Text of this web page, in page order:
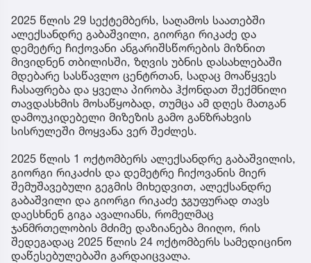
2025 წლის 29 სექტემბერს, საღამოს საათებში
ალექსანდრე გაბაშვილი, გიორგი რიკაძე და
დემეტრე ჩიქოვანი ანგარიშსწორების მიზნით
მივიდნენ თბილისში, ზღვის უბნის დასახლებაში
მდებარე სასწავლო ცენტრთან, სადაც მოაწყვეს
ჩასაფრება და ყველა პირობა ჰქონდათ შექმნილი
თავდასხმის მოსაწყობად, თუმცა ამ დღეს მათგან
დამოუკიდებელი მიზეზის გამო განზრახვის
სისრულეში მოყვანა ვერ შეძლეს.
2025 წლის 1 ოქტომბერს ალექსანდრე გაბაშვილის,
გიორგი რიკაძის და დემეტრე ჩიქოვანის მიერ
შემუშავებული გეგმის მიხედვით, ალექსანდრე
გაბაშვილი და გიორგი რიკაძე ჯგუფურად თავს
დაესხნენ გიგა ავალიანს, რომელმაც
ჯანმრთელობის მძიმე დაზიანება მიიღო, რის
შედეგადაც 2025 წლის 24 ოქტომბერს სამედიცინო
დაწესებულებაში გარდაიცვალა.